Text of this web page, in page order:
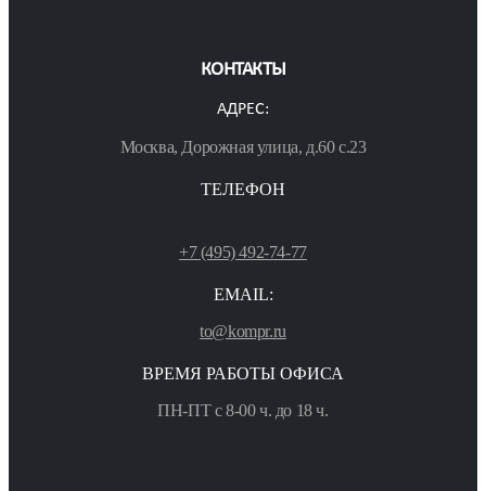
КОНТАКТЫ
АДРЕС:
Москва, Дорожная улица, д.60 с.23
ТЕЛЕФОН
+7 (495) 492-74-77
EMAIL:
to@kompr.ru
ВРЕМЯ РАБОТЫ ОФИСА
ПН-ПТ с 8-00 ч. до 18 ч.